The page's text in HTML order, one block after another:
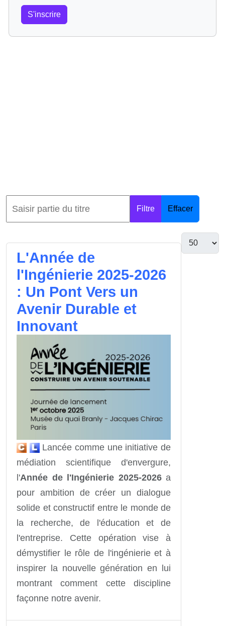
S'inscrire
Filtre Effacer
L'Année de
l'Ingénierie 2025-2026
: Un Pont Vers un
Avenir Durable et
Innovant
Lancée comme une initiative de
médiation scientifique d'envergure,
l'Année de l'Ingénierie 2025-2026a
pour ambition de créer un dialogue
solide et constructif entre le monde de
la recherche, de l'éducation et de
l'entreprise. Cette opération vise à
démystifier le rôle de l'ingénierie et à
inspirer la nouvelle génération en lui
montrant comment cette discipline
façonne notre avenir.